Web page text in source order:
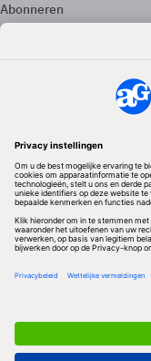
Abonneren
Adverteren
Volg ons
Redactionele partner
Algemene Voorwaarden &